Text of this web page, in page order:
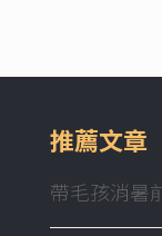
推薦文章
帶毛孩消暑